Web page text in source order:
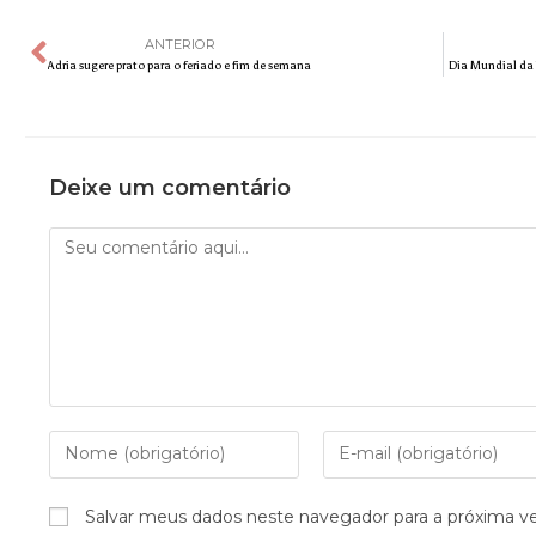
ANTERIOR
Adria sugere prato para o feriado e fim de semana Dia Mundial da
Deixe um comentário
Salvar meus dados neste navegador para a próxima